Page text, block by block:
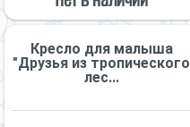
Кресло для малыша
"Друзья из тропического
лес...